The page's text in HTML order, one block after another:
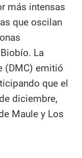
más intensas
que oscilan
La
(DMC) emitió
que el
diciembre,
Maule y Los